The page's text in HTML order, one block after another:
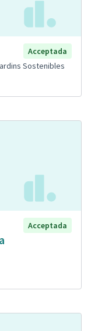
Acceptada
Sostenibles
Acceptada